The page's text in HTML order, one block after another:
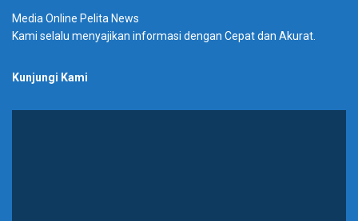
Media Online Pelita News
Kami selalu menyajikan informasi dengan Cepat dan Akurat.
Kunjungi Kami